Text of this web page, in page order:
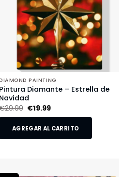
PAINTING
Pintura Diamante – Estrella de
Navidad
29.99 €19.99
AGREGAR AL CARRITO